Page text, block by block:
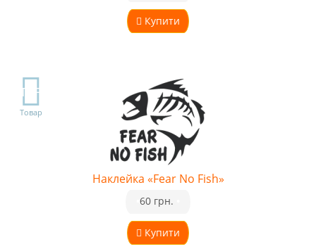
Купити
TOP
Товар
Наклейка «Fear No Fish»
Купити
60 грн.